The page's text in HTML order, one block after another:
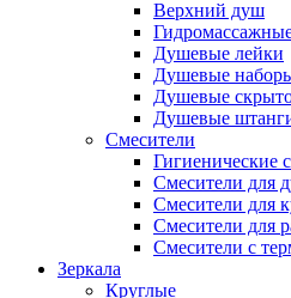
Верхний душ
Душевые лейки
Душевые
Душевые
Душевые
Смесители
Гигиенические
Смесители для
Смесители для
Смесители для
Смесители с
Зеркала
Круглые